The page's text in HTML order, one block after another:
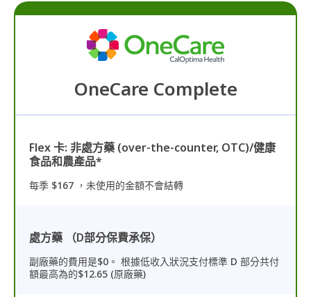
OneCare Complete
Flex 卡: 非處方藥 (over-the-counter, OTC)/健康
食品和農產品*
每季 $167 ，未使用的金額不會結轉
處方藥 （D部分保費承保）
副廠藥的費用是$0。 根據低收入狀況支付標準 D 部分共付
額最高為的$12.65 (原廠藥)